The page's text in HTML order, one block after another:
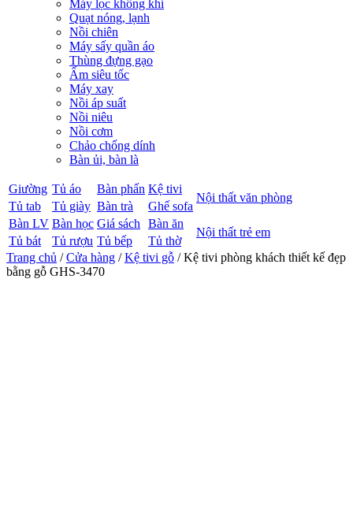
Máy lọc không khí
Quạt nóng, lạnh
Nồi chiên
Máy sấy quần áo
Thùng đựng gạo
Ấm siêu tốc
Máy xay
Nồi áp suất
Nồi niêu
Nồi cơm
Chảo chống dính
Bàn ủi, bàn là
Giường Tủ áo Bàn phấn Kệ tivi
Nội thất văn phòng
Tủ tab Tủ giày Bàn trà
Ghế sofa
Bàn LV Bàn học Giá sách Bàn ăn
Nội thất trẻ em
Tủ bát Tủ rượu Tủ bếp
Tủ thờ
Trang chủ /Cửa hàng /Kệ tivi gỗ / Kệ tivi phòng khách thiết kế đẹp
bằng gỗ GHS-3470